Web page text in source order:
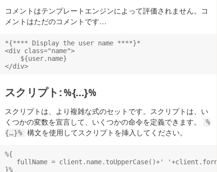
コメントはテンプレートエンジンによって評価されません。コ
メントはただのコメントです…
*{**** Display the user name ****}*
<div class="name">
    ${user.name}
スクリプト: %{…}%
スクリプトは、より複雑な式のセットです。スクリプトは、い
くつかの変数を宣言して、いくつかの命令を定義できます。
%
{…}% 構文を使用してスクリプトを挿入してください。
%{
fullName = client.name.toUpperCase()+'
}%